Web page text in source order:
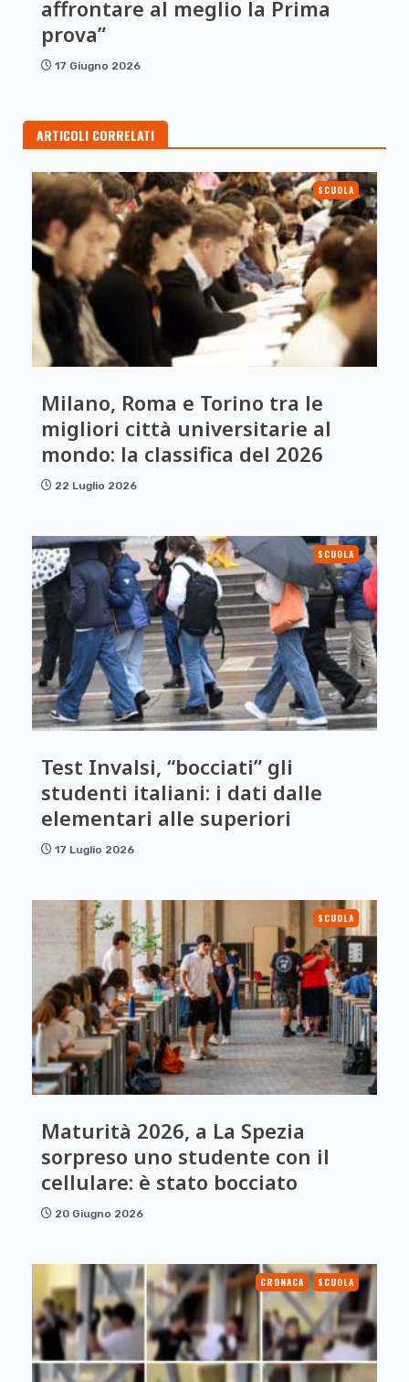
affrontare al meglio la Prima
prova”
17 Giugno 2026
ARTICOLI CORRELATI
SCUOLA
Milano, Roma e Torino tra le
migliori città universitarie al
mondo: la classifica del 2026
22 Luglio 2026
SCUOLA
Test Invalsi, “bocciati” gli
studenti italiani: i dati dalle
elementari alle superiori
17 Luglio 2026
SCUOLA
Maturità 2026, a La Spezia
sorpreso uno studente con il
cellulare: è stato bocciato
20 Giugno 2026
CRONACA SCUOLA